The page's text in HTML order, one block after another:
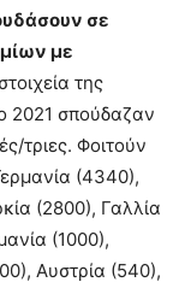
σε
με
της
2021 σπούδαζαν
τριες. Φοιτούν
(4340),
(2800), Γαλλία
(1000),
Αυστρία (540),